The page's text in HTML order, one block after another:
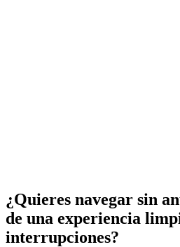
¿Quieres navegar sin
de una experiencia
interrupciones?